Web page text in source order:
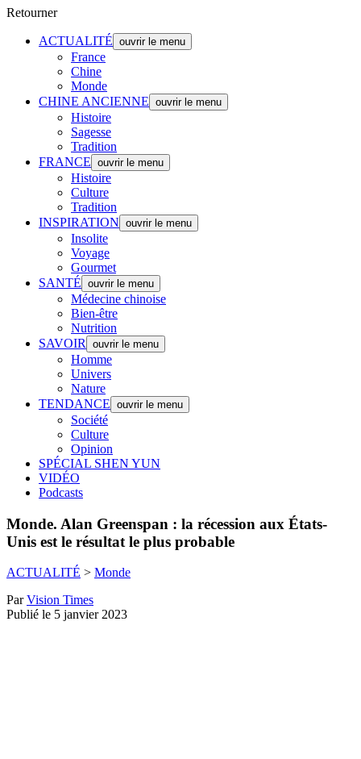
Retourner
ACTUALITÉ ouvrir le menu
France
Chine
Monde
CHINE ANCIENNE ouvrir le menu
Histoire
Sagesse
Tradition
FRANCE ouvrir le menu
Histoire
Culture
Tradition
INSPIRATION ouvrir le menu
Insolite
Voyage
Gourmet
SANTÉ ouvrir le menu
Médecine chinoise
Bien-être
Nutrition
SAVOIR
ouvrir le menu
Homme
Univers
Nature
TENDANCE ouvrir le menu
Société
Culture
Opinion
SPÉCIAL SHEN YUN
VIDÉO
Podcasts
Monde. Alan Greenspan : la récession aux États-
Unis est le résultat le plus probable
ACTUALITÉ > Monde
ParVision Times
Publié le 5 janvier 2023